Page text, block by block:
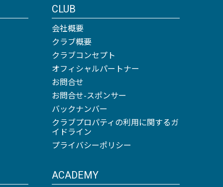
ACADEMY
CLUB
会社概要
クラブ概要
クラブコンセプト
オフィシャルパートナー
お問合せ
お問合せ-スポンサー
バックナンバー
クラブプロパティの利用に関するガ
イドライン
プライバシーポリシー